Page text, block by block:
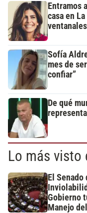
Entramos
casa en
Sofía
mes de
confiar”
De qué
Lo más visto
El Senado
Gobierno
Manejo